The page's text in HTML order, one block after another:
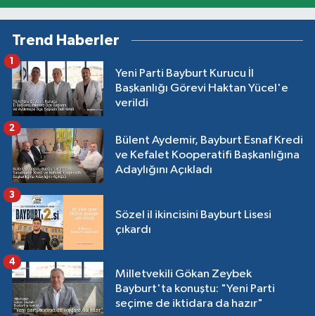
Trend Haberler
Yeni Parti Bayburt Kurucu İl
Başkanlığı Görevi Haktan Yücel'e
verildi
1
Bülent Aydemir, Bayburt Esnaf Kredi
ve Kefalet Kooperatifi Başkanlığına
Adaylığını Açıkladı
2
Sözel il ikincisini Bayburt Lisesi
çıkardı
3
Milletvekili Gökan Zeybek
Bayburt'ta konuştu: "Yeni Parti
seçime de iktidara da hazır"
4